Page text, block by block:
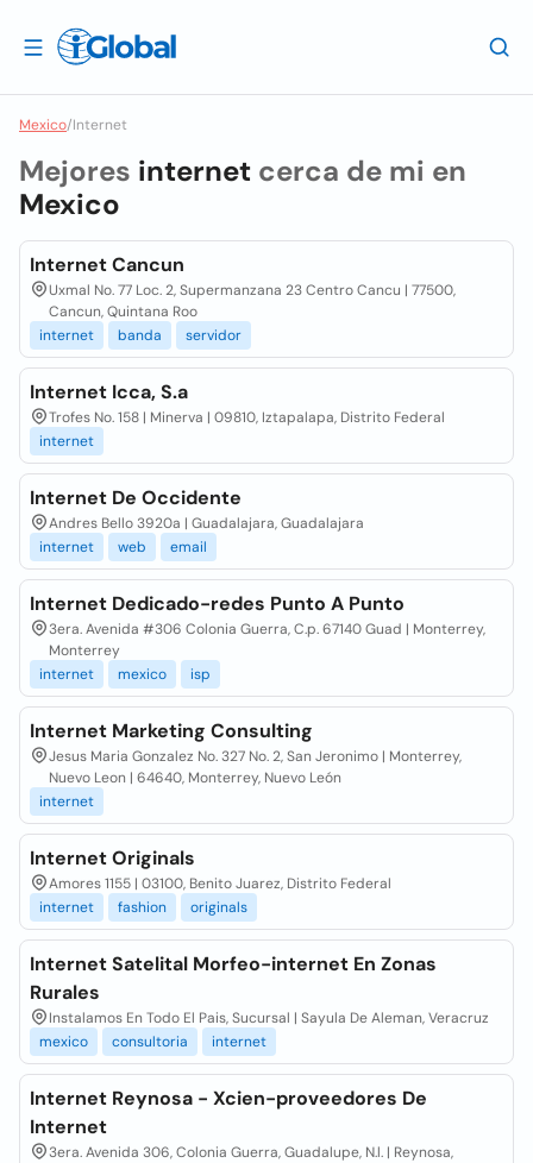
Mexico/Internet
Mejores internet cerca de mi en
Mexico
Internet Cancun
Uxmal No. 77 Loc. 2, Supermanzana 23 Centro Cancu | 77500,
Cancun, Quintana Roo
internet
banda servidor
Internet Icca, S.a
Trofes No. 158 | Minerva | 09810, Iztapalapa, Distrito Federal
internet
Internet De Occidente
Andres Bello 3920a | Guadalajara, Guadalajara
internet
web email
Internet Dedicado-redes Punto A Punto
3era. Avenida #306 Colonia Guerra, C.p. 67140 Guad | Monterrey,
Monterrey
internet
mexico isp
Internet Marketing Consulting
Jesus Maria Gonzalez No. 327 No. 2, San Jeronimo | Monterrey,
Nuevo Leon | 64640, Monterrey, Nuevo León
internet
Internet Originals
Amores 1155 | 03100, Benito Juarez, Distrito Federal
internet
fashion originals
Internet Satelital Morfeo-internet En Zonas
Rurales
Instalamos En Todo El Pais, Sucursal | Sayula De Aleman, Veracruz
mexico
consultoria internet
Internet Reynosa - Xcien-proveedores De
Internet
3era. Avenida 306, Colonia Guerra, Guadalupe, N.l. | Reynosa,